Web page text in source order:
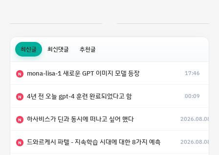
최신글 최신댓글 추천글
N mona-lisa-1 새로운 GPT 이미지 모델 등장 17:46
N 4년 전 오늘 gpt-4 훈련 완료되었다고 함 00:09
N 하사비스가 딘과 동시에 떠나고 싶어 했다 2026.08.08
N 드와르케시 파텔 - 지속학습 시대에 대한 8가지 예측 2026.08.08